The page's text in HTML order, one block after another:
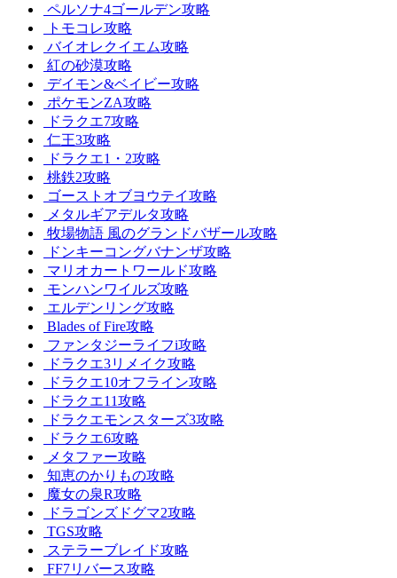
ペルソナ4ゴールデン攻略
トモコレ攻略
バイオレクイエム攻略
紅の砂漠攻略
デイモン&ベイビー攻略
ポケモンZA攻略
ドラクエ7攻略
仁王3攻略
ドラクエ1・2攻略
桃鉄2攻略
ゴーストオブヨウテイ攻略
メタルギアデルタ攻略
牧場物語 風のグランドバザール攻略
ドンキーコングバナンザ攻略
マリオカートワールド攻略
モンハンワイルズ攻略
エルデンリング攻略
Blades of Fire攻略
ファンタジーライフi攻略
ドラクエ3リメイク攻略
ドラクエ10オフライン攻略
ドラクエ11攻略
ドラクエモンスターズ3攻略
ドラクエ6攻略
メタファー攻略
知恵のかりもの攻略
魔女の泉R攻略
ドラゴンズドグマ2攻略
TGS攻略
ステラーブレイド攻略
FF7リバース攻略